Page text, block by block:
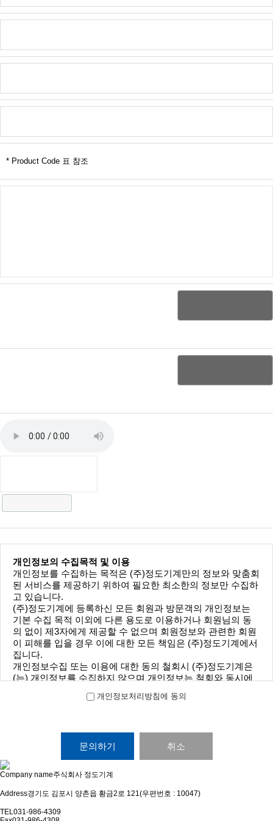
* Product Code 표 참조
개인정보의 수집목적 및 이용
개인정보를 수집하는 목적은 (주)정도기계만의 정보와 맞춤회
된 서비스를 제공하기 위하여 필요한 최소한의 정보만 수집하
고 있습니다.
(주)정도기계에 등록하신 모든 회원과 방문객의 개인정보는
기본 수집 목적 이외에 다른 용도로 이용하거나 회원님의 동
의 없이 제3자에게 제공할 수 없으며 회원정보와 관련한 회원
이 피해를 입을 경우 이에 대한 모든 책임은 (주)정도기계에서
집니다.
개인정보수집 또는 이용에 대한 동의 철회시 (주)정도기계은
(는) 개인정보를 수집하지 않으며 개인정보는 철회와 동시에
한 최소한의 정보만을 수집하며 민감한 개인정보의 수집을 엄
격히 제한하고 있습니다.
* 필수사항 : 상호/이름, 연락처
개인정보의 보유 및 이용기간
개인정보처리방침에 동의
취소
Company name주식회사 정도기계
Address경기도 김포시 양촌읍 황금2로 121(우편번호 : 10047)
TEL 031-986-4309